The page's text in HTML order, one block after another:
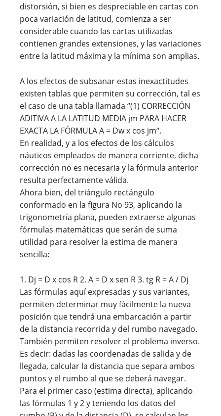
distorsión, si bien es despreciable en cartas con
poca variación de latitud, comienza a ser
considerable cuando las cartas utilizadas
contienen grandes extensiones, y las variaciones
entre la latitud máxima y la mínima son amplias.
A los efectos de subsanar estas inexactitudes
existen tablas que permiten su corrección, tal es
el caso de una tabla llamada “(1) CORRECCIÓN
ADITIVA A LA LATITUD MEDIA jm PARA HACER
EXACTA LA FÓRMULA A = Dw x cos jm“.
En realidad, y a los efectos de los cálculos
náuticos empleados de manera corriente, dicha
corrección no es necesaria y la fórmula anterior
resulta perfectamente válida.
Ahora bien, del triángulo rectángulo
conformado en la figura No 93, aplicando la
trigonometría plana, pueden extraerse algunas
fórmulas matemáticas que serán de suma
utilidad para resolver la estima de manera
sencilla:
1. Dj = D x cos R 2. A = D x sen R 3. tg R = A / Dj
Las fórmulas aquí expresadas y sus variantes,
permiten determinar muy fácilmente la nueva
posición que tendrá una embarcación a partir
de la distancia recorrida y del rumbo navegado.
También permiten resolver el problema inverso.
Es decir: dadas las coordenadas de salida y de
llegada, calcular la distancia que separa ambos
puntos y el rumbo al que se deberá navegar.
Para el primer caso (estima directa), aplicando
las fórmulas 1 y 2 y teniendo los datos del